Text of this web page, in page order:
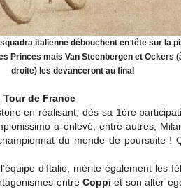
italienne débouchent en tête sur la
Princes mais Van Steenbergen et Ockers
droite) les devanceront au final
de France
en réalisant, dès sa 1ère
a enlevé, entre autres,
du monde de poursuite !
d’Italie, mérite également les
entreCoppi et son alter